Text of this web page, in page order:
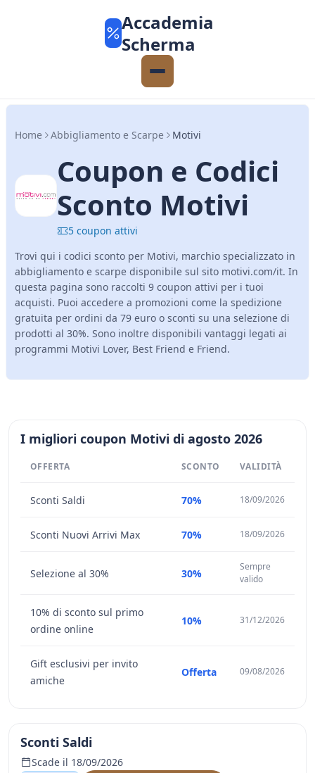
Accademia
Scherma
Home Abbigliamento e Scarpe Motivi
Coupon e Codici
Sconto Motivi
5 coupon attivi
Trovi qui i codici sconto per Motivi, marchio specializzato in
abbigliamento e scarpe disponibile sul sito motivi.com/it. In
questa pagina sono raccolti 9 coupon attivi per i tuoi
acquisti. Puoi accedere a promozioni come la spedizione
gratuita per ordini da 79 euro o sconti su una selezione di
prodotti al 30%. Sono inoltre disponibili vantaggi legati ai
programmi Motivi Lover, Best Friend e Friend.
I migliori coupon Motivi di agosto 2026
OFFERTA SCONTO VALIDITÀ
Sconti Saldi 70% 18/09/2026
Sconti Nuovi Arrivi Max 70% 18/09/2026
Selezione al 30% 30%
Sempre
valido
10% di sconto sul primo
ordine online
10% 31/12/2026
Gift esclusivi per invito
amiche
Offerta 09/08/2026
Sconti Saldi
Scade il 18/09/2026